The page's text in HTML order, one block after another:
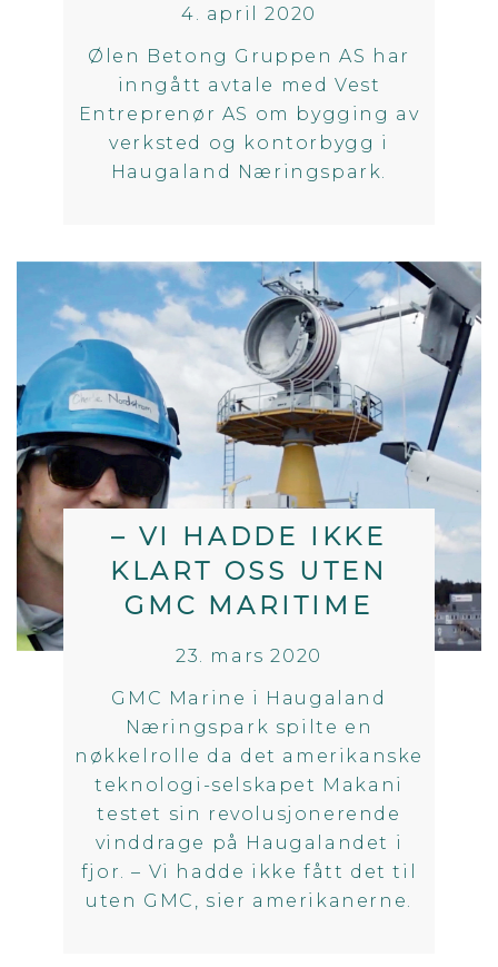
4. april 2020
Ølen Betong Gruppen AS har
inngått avtale med Vest
Entreprenør AS om bygging av
verksted og kontorbygg i
Haugaland Næringspark.
– VI HADDE IKKE
KLART OSS UTEN
GMC MARITIME
23. mars 2020
GMC Marine i Haugaland
Næringspark spilte en
nøkkelrolle da det amerikanske
teknologi-selskapet Makani
testet sin revolusjonerende
vinddrage på Haugalandet i
fjor. – Vi hadde ikke fått det til
uten GMC, sier amerikanerne.